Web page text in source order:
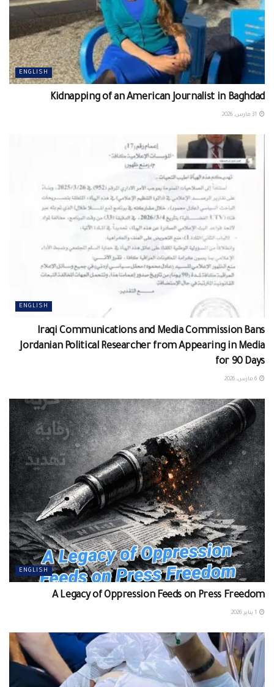
ENGLISH
Kidnapping of an American Journalist in Baghdad
ENGLISH
Iraqi Communications and Media Commission Bans
Jordanian Political Researcher from Appearing in Media
for 90 Days
ENGLISH
A Legacy of Oppression Feeds on Press Freedom